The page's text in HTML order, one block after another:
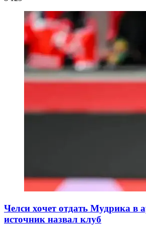
Челси хочет отдать Мудрика в
источник назвал клуб